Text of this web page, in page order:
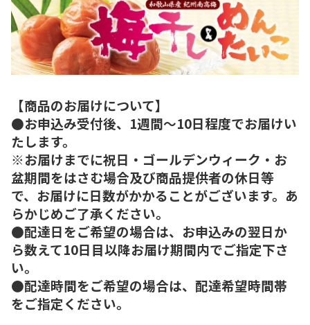
【商品のお届けについて】
●お申込み受付後、1週間～10日程度でお届けい
たします。
※お届けまでに祝日・ゴールデンウィーク・お
盆期間をはさむ場合及び商品提供者の休日等
で、お届けに日数がかかることがございます。あ
らかじめご了承ください。
●配達日をご希望の場合は、お申込みの翌日か
ら数えて10日目以降お届け期間内でご指定下さ
い。
●配達時間をご希望の場合は、配達希望時間帯
をご指定ください。